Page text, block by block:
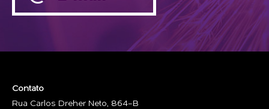
Contato
Rua Carlos Dreher Neto, 864-B